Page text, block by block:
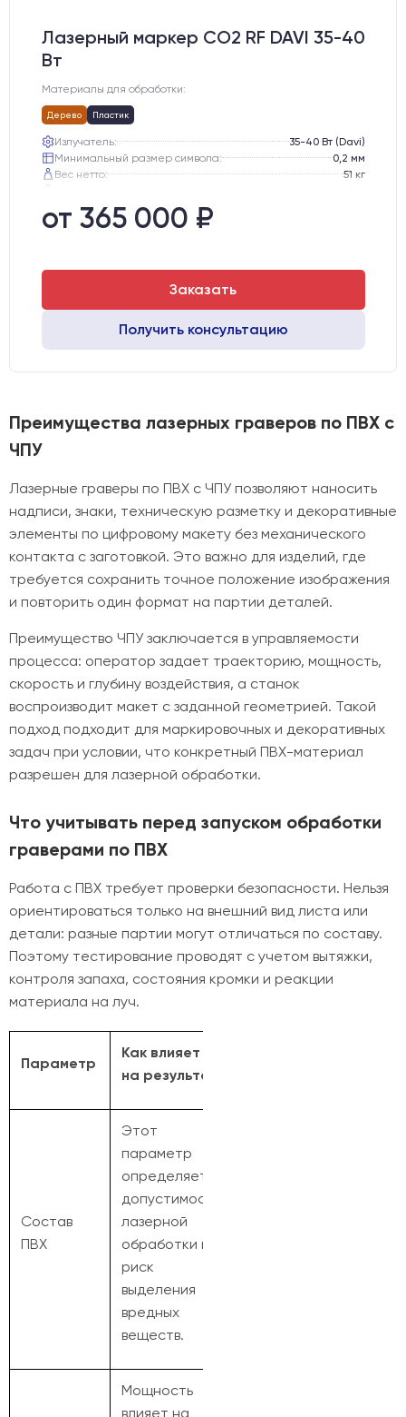
Лазерный маркер CO2 RF DAVI 35-40
Вт
Материалы для обработки:
Дерево Пластик
Излучатель:
35-40 Вт (Davi)
Минимальный размер символа:
0,2 мм
Вес нетто:
51 кг
Транспортный габарит станка, мм:
от 365 000 ₽
Заказать
Получить консультацию
Преимущества лазерных граверов по ПВХ с
ЧПУ
Лазерные граверы по ПВХ с ЧПУ позволяют наносить
надписи, знаки, техническую разметку и декоративные
элементы по цифровому макету без механического
контакта с заготовкой. Это важно для изделий, где
требуется сохранить точное положение изображения
и повторить один формат на партии деталей.
Преимущество ЧПУ заключается в управляемости
процесса: оператор задает траекторию, мощность,
скорость и глубину воздействия, а станок
воспроизводит макет с заданной геометрией. Такой
подход подходит для маркировочных и декоративных
задач при условии, что конкретный ПВХ-материал
разрешен для лазерной обработки.
Что учитывать перед запуском обработки
граверами по ПВХ
Работа с ПВХ требует проверки безопасности. Нельзя
ориентироваться только на внешний вид листа или
детали: разные партии могут отличаться по составу.
Поэтому тестирование проводят с учетом вытяжки,
контроля запаха, состояния кромки и реакции
материала на луч.
Параметр
Как влияет
на результат
Состав
ПВХ
Этот
параметр
определяет
допустимость
лазерной
обработки и
риск
выделения
вредных
веществ.
Мощность
влияет на